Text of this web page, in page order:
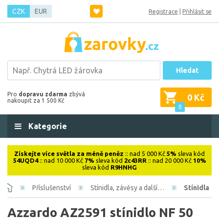
CZK EUR Registrace Přihlásit se
Hledat
Pro dopravu zdarma zbývá
nakoupit za 1 500 Kč
0
0 Kč
Kategorie
Získejte více světla za méně peněz :: nad 5 000 Kč 5% sleva kód
54UQD4:: nad 10 000 Kč 7% sleva kód 2c43RR :: nad 20 000 Kč 10%
sleva kód R9HNHG
Příslušenství Stínidla, závěsy a další… Stínidla
Azzardo AZ2591 stínidlo NF 50